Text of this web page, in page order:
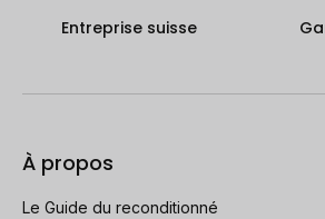
Entreprise suisse
À propos
Le Guide du reconditionné